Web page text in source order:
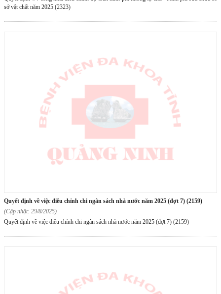
sở vật chất năm 2025 (2323)
quyết định về việc điều chỉnh chi ngân sách nhà nước năm 2025 (đợt 7) (2159)
(Cập nhật: 29/8/2025)
Quyết định về việc điều chỉnh chi ngân sách nhà nước năm 2025 (đợt 7) (2159)